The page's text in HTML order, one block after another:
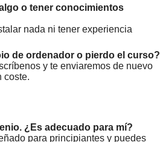
o tener conocimientos
nada ni tener experiencia
de ordenador o pierdo el curso?
y te enviaremos de nuevo
coste.
¿Es adecuado para mí?
para principiantes y puedes